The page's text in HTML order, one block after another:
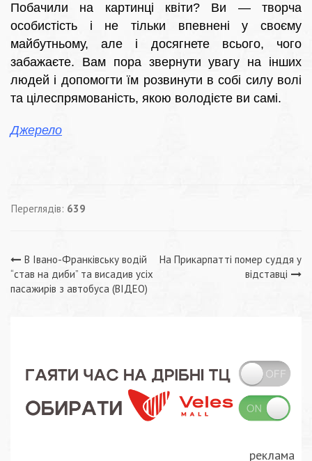
Побачили на картинці квіти? Ви — творча
особистість і не тільки впевнені у своєму
майбутньому, але і досягнете всього, чого
забажаєте. Вам пора звернути увагу на інших
людей і допомогти їм розвинути в собі силу волі
та цілеспрямованість, якою володієте ви самі.
Джерело
Переглядів: 639
Навігація
записів
В Івано-Франківську водій
“став на диби” та висадив усіх
пасажирів з автобуса (ВІДЕО)
На Прикарпатті помер суддя у
відставці